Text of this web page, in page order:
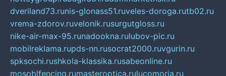
dveriland73.runis-glonass51.ruveles-doroga.rutb02.ru
vrema-zdorov.ruvelonik.rusurgutgloss.ru
nike-air-max-95.runadookna.rulubov-pic.ru
mobilreklama.rupds-nn.rusocrat2000.ruvgurin.ru
spksochi.rushkola-klassika.rusabeonline.ru
mosoblfencing.rumasteroptica.rulucomoria.ru